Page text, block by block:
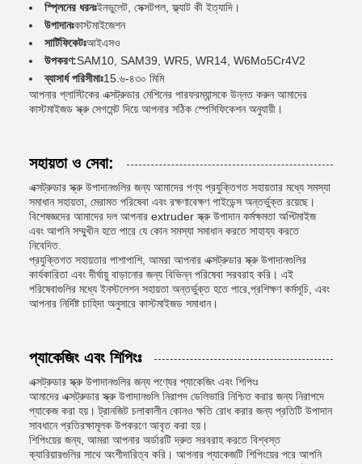
স্প্লিনের ধরনঃইনভুলেট, সেক্সটপল, ফ্ল্যাট কী ইত্যাদি।
উপাদানঃকাস্টমাইজেশন
সার্টিফিকেটঃআইএসও
উপকরণ:SAM10, SAM39, WR5, WR14, W6Mo5Cr4V2
ব্যাসার্ধ পরিসীমাঃ15.৬-৪৩০ মিমি
আপনার প্লাস্টিকের এক্সট্রুডার মেশিনের পারফরম্যান্সকে উন্নত করুন আমাদের
কাস্টমাইজড স্ক্রু সেগমেন্ট দিয়ে আপনার সঠিক স্পেসিফিকেশন অনুযায়ী।
সহায়তা ও সেবা:
এক্সট্রুডার স্ক্রু উপাদানগুলির জন্য আমাদের পণ্য প্রযুক্তিগত সহায়তার মধ্যে সমস্যা
সমাধান সহায়তা, মেরামত পরিষেবা এবং রক্ষণাবেক্ষণ গাইডেন্স অন্তর্ভুক্ত রয়েছে।
বিশেষজ্ঞদের আমাদের দল আপনার extruder স্ক্রু উপাদান কর্মক্ষমতা অপ্টিমাইজ
এবং আপনি সম্মুখীন হতে পারে যে কোন সমস্যা সমাধান করতে সাহায্য করতে
নিবেদিত.
প্রযুক্তিগত সহায়তার পাশাপাশি, আমরা আপনার এক্সট্রুডার স্ক্রু উপাদানগুলির
কার্যকারিতা এবং দীর্ঘায়ু বাড়ানোর জন্য বিভিন্ন পরিষেবা সরবরাহ করি। এই
পরিষেবাগুলির মধ্যে ইনস্টলেশন সহায়তা অন্তর্ভুক্ত হতে পারে,প্রশিক্ষণ কর্মসূচি, এবং
আপনার নির্দিষ্ট চাহিদা অনুসারে কাস্টমাইজড সমাধান।
প্যাকেজিং এবং শিপিংঃ
এক্সট্রুডার স্ক্রু উপাদানগুলির জন্য পণ্যের প্যাকেজিং এবং শিপিংঃ
আমাদের এক্সট্রুডার স্ক্রু উপাদানগুলি নিরাপদ ডেলিভারি নিশ্চিত করার জন্য নিরাপদে
প্যাকেজ করা হয়। ট্রানজিট চলাকালীন কোনও ক্ষতি রোধ করার জন্য প্রতিটি উপাদান
সাবধানে প্রতিরক্ষামূলক উপকরণে আবৃত করা হয়।
শিপিংয়ের জন্য, আমরা আপনার অর্ডারটি দ্রুত সরবরাহ করতে বিশ্বস্ত
ক্যারিয়ারগুলির সাথে অংশীদারিত্ব করি। আপনার প্যাকেজটি শিপিংয়ের পরে আপনি